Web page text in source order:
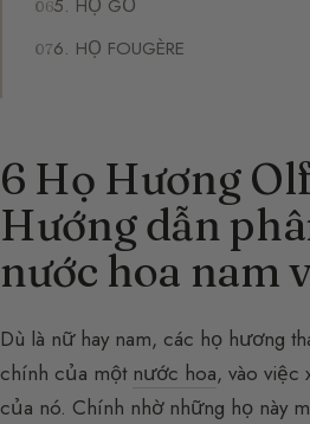
5. HỌ GỖ
6. HỌ FOUGÈRE
6 Họ Hương
Hướng dẫn
nước hoa nam
Dù là nữ hay nam, các họ hương
chính của một nước hoa, vào việc
của nó. Chính nhờ những họ này